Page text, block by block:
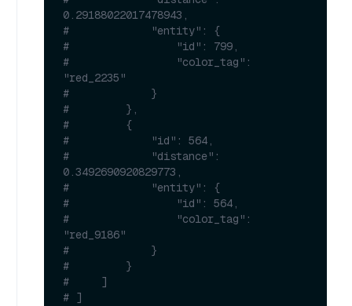
0.29188022017478943,
#             "entity": {
#                 "id": 799,
#                 "color_tag":
"red_2235"
#             }
#         },
#         {
#             "id": 564,
#             "distance":
0.3492690920829773,
#             "entity": {
#                 "id": 564,
#                 "color_tag":
"red_9186"
#             }
#         }
#     ]
# ]